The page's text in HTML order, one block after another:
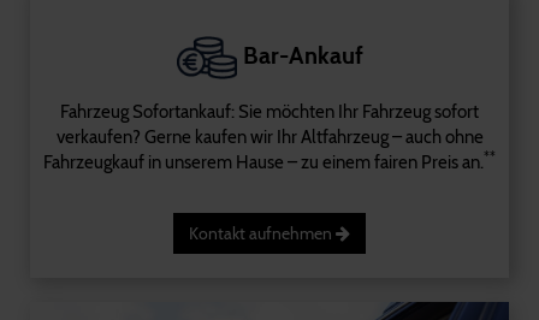
Bar-Ankauf
Fahrzeug Sofortankauf: Sie möchten Ihr Fahrzeug sofort
verkaufen? Gerne kaufen wir Ihr Altfahrzeug – auch ohne
Fahrzeugkauf in unserem Hause – zu einem fairen Preis an.**
Kontakt aufnehmen